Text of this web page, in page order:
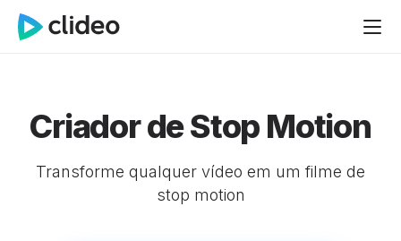
Criador de Stop Motion
Transforme qualquer vídeo em um filme de
stop motion